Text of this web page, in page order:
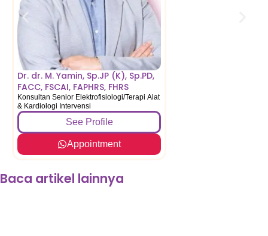
Dr. dr. M. Yamin, Sp.JP (K), Sp.PD,
FACC, FSCAI, FAPHRS, FHRS
Konsultan Senior Elektrofisiologi/Terapi Alat
& Kardiologi Intervensi
See Profile
Appointment
Baca artikel lainnya